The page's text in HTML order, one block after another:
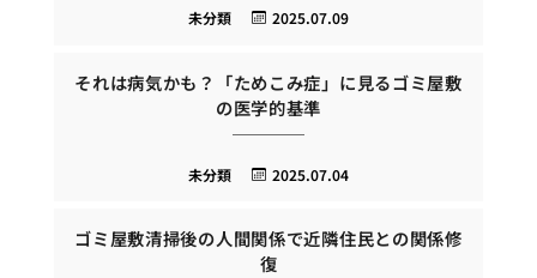
2025.07.09
未分類
それは病気かも？「ためこみ症」に見るゴミ屋敷
の医学的基準
2025.07.04
未分類
ゴミ屋敷清掃後の人間関係で近隣住民との関係修
復